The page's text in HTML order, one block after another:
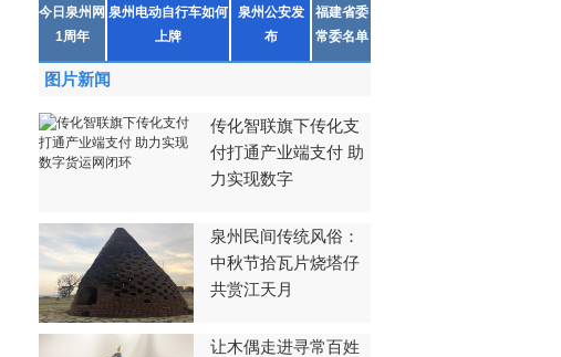
今日泉州网
1周年
泉州电动自行车如何
上牌
泉州公安发
布
福建省委
常委名单
图片新闻
传化智联旗下传化支
付打通产业端支付 助
力实现数字
泉州民间传统风俗：
中秋节拾瓦片烧塔仔
共赏江天月
让木偶走进寻常百姓